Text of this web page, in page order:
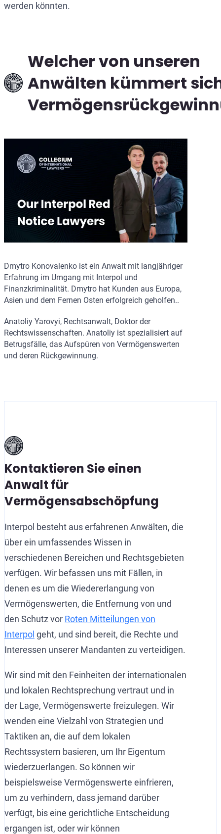
werden könnten.
Welcher von unseren
Anwälten kümmert
Dmytro Konovalenko ist ein Anwalt mit langjähriger
Erfahrung im Umgang mit Interpol und
Finanzkriminalität. Dmytro hat Kunden aus Europa,
Asien und dem Fernen Osten erfolgreich geholfen..
Anatoliy Yarovyi, Rechtsanwalt, Doktor der
Rechtswissenschaften. Anatoliy ist spezialisiert auf
Betrugsfälle, das Aufspüren von Vermögenswerten
und deren Rückgewinnung.
Kontaktieren Sie einen
Anwalt für
Vermögensabschöpfung
Interpol besteht aus erfahrenen Anwälten, die
über ein umfassendes Wissen in
verschiedenen Bereichen und Rechtsgebieten
verfügen. Wir befassen uns mit Fällen, in
denen es um die Wiedererlangung von
Vermögenswerten, die Entfernung von und
den Schutz vor Roten Mitteilungen von
Interpol geht, und sind bereit, die Rechte und
Interessen unserer Mandanten zu verteidigen.
Wir sind mit den Feinheiten der internationalen
und lokalen Rechtsprechung vertraut und in
der Lage, Vermögenswerte freizulegen. Wir
wenden eine Vielzahl von Strategien und
Taktiken an, die auf dem lokalen
Rechtssystem basieren, um Ihr Eigentum
wiederzuerlangen. So können wir
beispielsweise Vermögenswerte einfrieren,
um zu verhindern, dass jemand darüber
verfügt, bis eine gerichtliche Entscheidung
ergangen ist, oder wir können